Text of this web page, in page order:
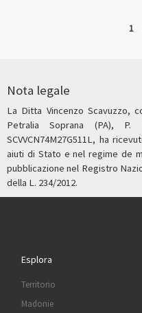
1
Nota legale
La Ditta Vincenzo Scavuzzo,
Petralia Soprana (PA), P.
SCVVCN74M27G511L, ha
aiuti di Stato e nel regime de
pubblicazione nel Registro
della L. 234/2012.
Esplora
Territorio
Madonie